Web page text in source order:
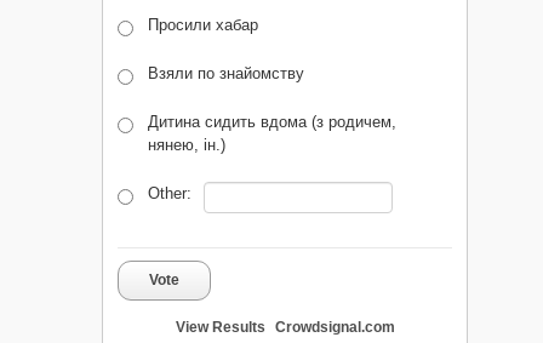
Просили хабар
Взяли по знайомству
Дитина сидить вдома (з родичем,
нянею, ін.)
Other:
Vote
View Results Crowdsignal.com